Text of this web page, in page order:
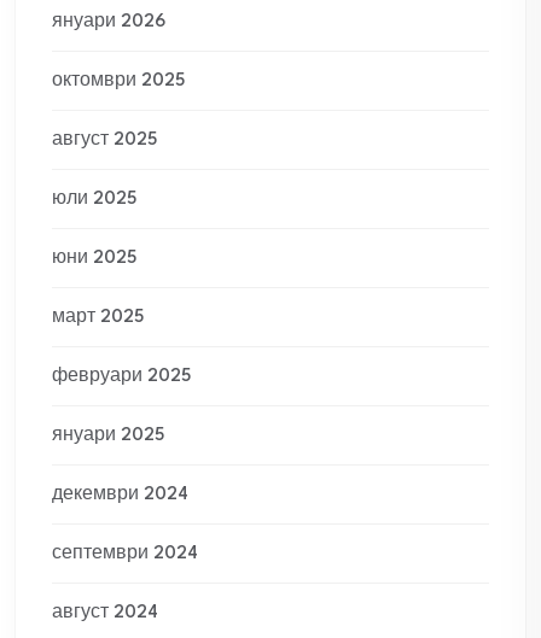
януари 2026
октомври 2025
август 2025
юли 2025
юни 2025
март 2025
февруари 2025
януари 2025
декември 2024
септември 2024
август 2024